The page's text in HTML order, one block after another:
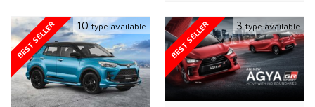
BEST SELLER 10 type available BEST SELLER 3type available